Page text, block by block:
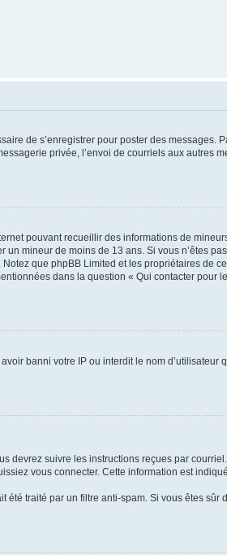
de s’enregistrer pour poster des messages.
privée, l’envoi de courriels aux autres
pouvant recueillir des informations de
mineur de moins de 13 ans. Si vous n’êtes
que phpBB Limited et les propriétaires de
dans la question « Qui contacter pour
banni votre IP ou interdit le nom d’utilisateur
devrez suivre les instructions reçues par
vous connecter. Cette information est
traité par un filtre anti-spam. Si vous êtes sûr